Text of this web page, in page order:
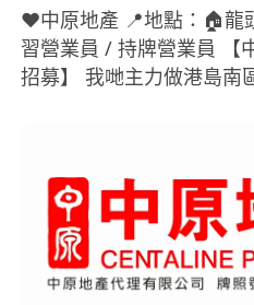
1. 對地產業有熱情，具備
識。
2. 非持牌人士可接受，公
3. 具備基本電腦操作能力
4. 工作態度積極主動，具
執行力。
5. 接受彈性工作時間安排
中班（11:00-20:00）或晚
❤️中原地產 📍地點：🏠龍
習營業員 / 持牌營業員 【中原地產 港島南區｜人才
招募】 我哋主力做港島南
而家團隊擴充，歡迎有抱負嘅
限佣金，開單另有各類現
得幾多，唔限制收入天花板。 2. 零經驗都可
公司提供全套免費培訓，
程、豪宅知識、買賣租賃